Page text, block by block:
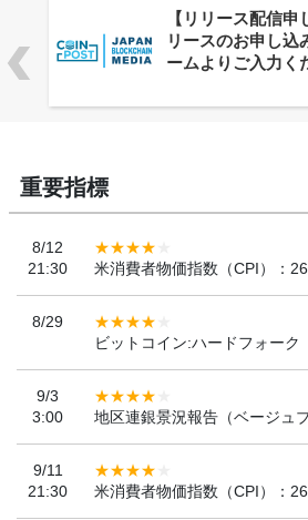
株式会社PlnX、
ーバルWeb3カン
「WebX2026」と
重要指標
8/12
21:30
米消費者物価指数（CPI）：
8/29
ビットコイン:ハードフォーク
9/3
3:00
地区連銀景況報告（ベージュブ
9/11
21:30
米消費者物価指数（CPI）：